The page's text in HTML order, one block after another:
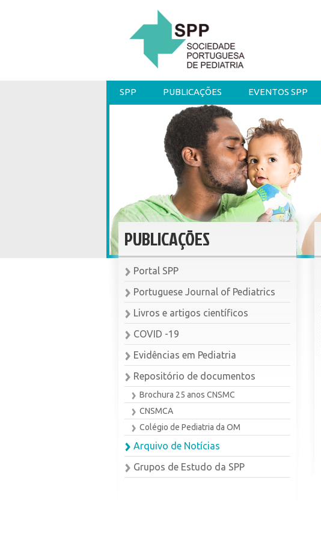
SPP PUBLICAÇÕES EVENTOS SPP
PUBLICAÇÕES
Portal SPP
Portuguese Journal of Pediatrics
Livros e artigos científicos
COVID -19
Evidências em Pediatria
Repositório de documentos
Brochura 25 anos CNSMC
CNSMCA
Colégio de Pediatria da OM
Arquivo de Notícias
Grupos de Estudo da SPP